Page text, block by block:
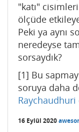
"katı"
ölçüde
Peki ya aynı
neredeyse
sorsaydık?
[1] Bu
soruya daha
16 Eylül 2020